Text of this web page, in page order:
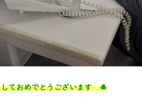
ておめでとうございます 🎍